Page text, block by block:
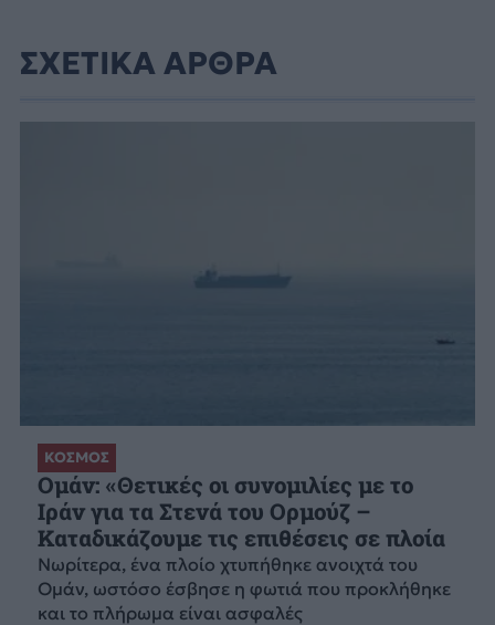
ΣΧΕΤΙΚΑ ΑΡΘΡΑ
ΚΟΣΜΟΣ
Ομάν: «Θετικές οι συνομιλίες με το
Ιράν για τα Στενά του Ορμούζ –
Καταδικάζουμε τις επιθέσεις σε πλοία
Νωρίτερα, ένα πλοίο χτυπήθηκε ανοιχτά του
Ομάν, ωστόσο έσβησε η φωτιά που προκλήθηκε
και το πλήρωμα είναι ασφαλές